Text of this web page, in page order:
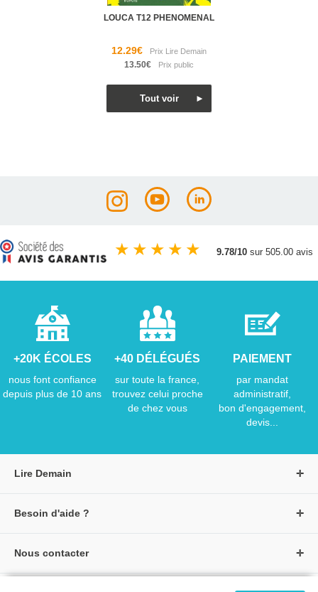
LOUCA T12 PHENOMENAL
12.29€
13.50€
★ ★ ★ ★ ★ 9.78/10 sur 505.00 avis
+20K ÉCOLES
nous font confiance
depuis plus de 10 ans
+40 DÉLÉGUÉS
sur toute la france,
trouvez celui proche
de chez vous
PAIEMENT
par mandat
administratif,
bon d'engagement,
devis...
Lire Demain
Créer un compte
Besoin d'aide ?
Nous contacter
Formulaire de contact